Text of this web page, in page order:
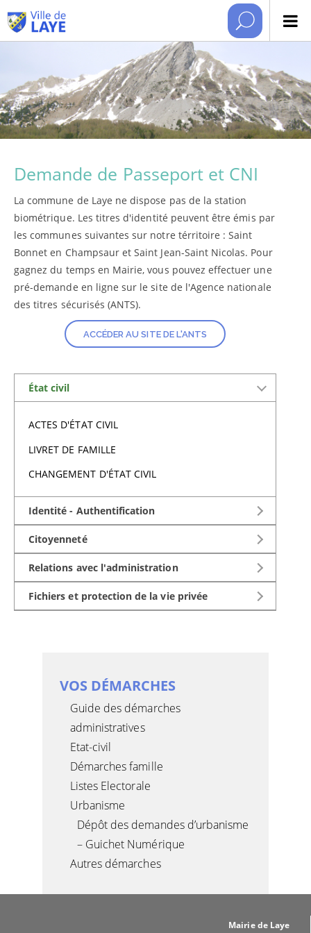
Demande de Passeport et CNI
La commune de Laye ne dispose pas de la station
biométrique. Les titres d'identité peuvent être émis par
les communes suivantes sur notre térritoire : Saint
Bonnet en Champsaur et Saint Jean-Saint Nicolas. Pour
gagnez du temps en Mairie, vous pouvez effectuer une
pré-demande en ligne sur le site de l'Agence nationale
des titres sécurisés (ANTS).
ACCÉDER AU SITE DE L'ANTS
État civil
ACTES D'ÉTAT CIVIL
LIVRET DE FAMILLE
CHANGEMENT D'ÉTAT CIVIL
Identité - Authentification
CARTE D'IDENTITÉ
PASSEPORT
NOM ET PRÉNOM
CERTIFICAT, COPIE, LÉGALISATION ET
Citoyenneté
ANCIENS COMBATTANTS
ÉLECTIONS
MÉDAILLES ET DÉCORATIONS OFFICIELLES
VOLONTARIATS
Relations avec l'administration
OBLIGATIONS DE L'ADMINISTRATION
RECOURS ADMINISTRATIF, DÉFENSEUR DES
MESURES CONTRAIGNANTES DE
Fichiers et protection de la vie privée
VOS DÉMARCHES
Guide des démarches
administratives
Etat-civil
Démarches famille
Listes Electorale
Urbanisme
Dépôt des demandes d’urbanisme
– Guichet Numérique
Autres démarches
Mairie de Laye